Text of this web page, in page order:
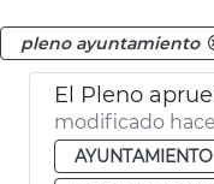
pleno ayuntamiento
modificado
AYUNTAMIENTO